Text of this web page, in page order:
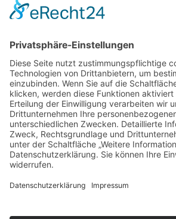
9 - 14 Uhr
Informationen
Über uns
Produktanfrage
Datenschutzerklärung